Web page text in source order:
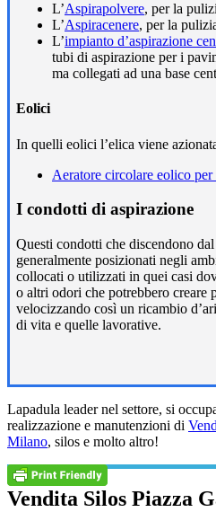
L’Aspirapolvere, per la
L’Aspiracenere, per la
L’impianto d’aspirazione
tubi di aspirazione per i
ma collegati ad una base
Eolici
In quelli eolici l’elica viene
Aeratore circolare eolico per
I condotti di aspirazione
Questi condotti che discendono
generalmente posizionati negli
collocati o utilizzati in quei casi
o altri odori che potrebbero creare
velocizzando così un ricambio
di vita e quelle lavorative.
Lapadula leader nel settore, si
realizzazione e manutenzioni di
Milano, silos e molto altro!
Vendita Silos Piazza